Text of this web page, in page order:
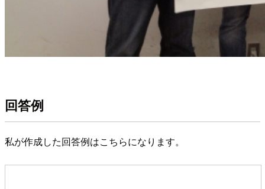
回答例
私が作成した回答例はこちらになります。